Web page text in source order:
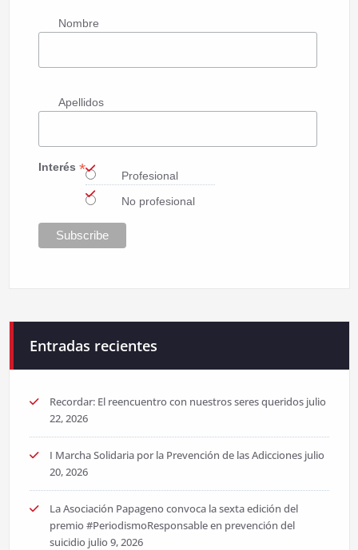
Nombre
Apellidos
Interés *
Profesional
No profesional
Entradas recientes
Recordar: El reencuentro con nuestros seres queridos julio
22, 2026
I Marcha Solidaria por la Prevención de las Adicciones julio
20, 2026
La Asociación Papageno convoca la sexta edición del
premio #PeriodismoResponsable en prevención del
suicidio julio 9, 2026